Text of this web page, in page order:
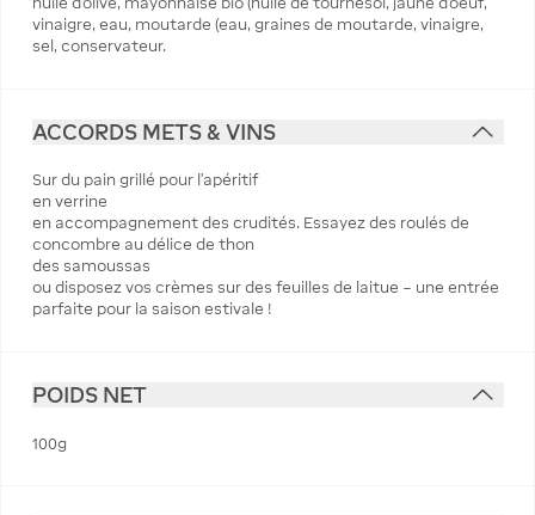
vinaigre, eau, moutarde (eau, graines de moutarde, vinaigre,
sel, conservateur.
ACCORDS METS & VINS
Sur du pain grillé pour l’apéritif
en verrine
en accompagnement des crudités. Essayez des roulés de
concombre au délice de thon
des samoussas
ou disposez vos crèmes sur des feuilles de laitue – une entrée
parfaite pour la saison estivale !
POIDS NET
100g